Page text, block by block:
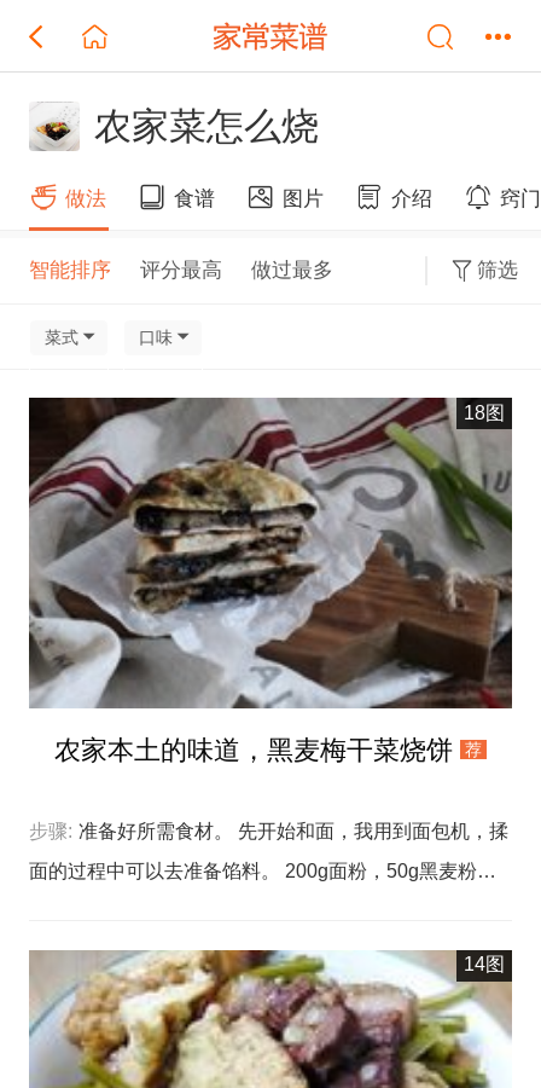
农家菜怎么烧
做法 食谱 图片 介绍 窍门
智能排序 评分最高 做过最多 筛选
菜式 口味
18图
农家本土的味道，黑麦梅干菜烧饼 荐
步骤: 准备好所需食材。 先开始和面，我用到面包机，揉
面的过程中可以去准备馅料。 200g面粉，50g黑麦粉
有利于高血脂人士食用，很健康），3g盐，140g温水，
10g食用油一起倒入桶内，盖上盖子，开始和面，我选择
了10分钟，到时间也没关系，就让面团在面包机内醒一
下，大约30分钟，直到我制作好馅料。 肉糜下锅翻炒至
14图